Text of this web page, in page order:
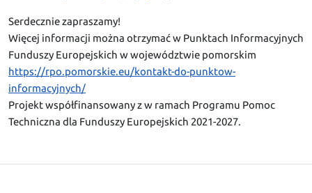
Serdecznie zapraszamy!
Więcej informacji można otrzymać w Punktach Informacyjnych
Funduszy Europejskich w województwie pomorskim
https://rpo.pomorskie.eu/kontakt-do-punktow-
informacyjnych/
Projekt współfinansowany z w ramach Programu Pomoc
Techniczna dla Funduszy Europejskich 2021-2027.